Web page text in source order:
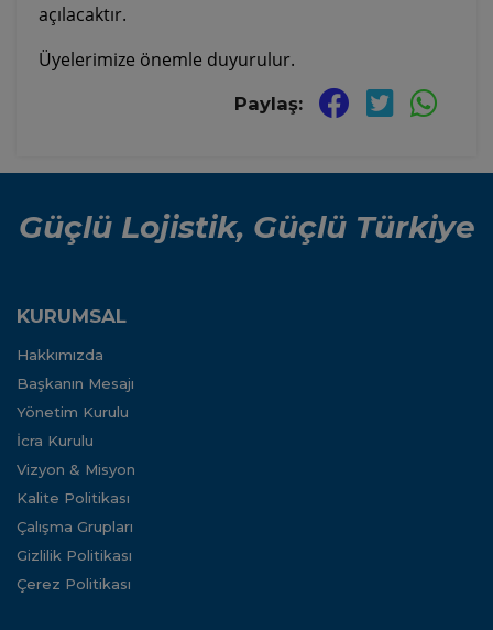
açılacaktır.
Üyelerimize önemle duyurulur.
Paylaş:
Güçlü Lojistik, Güçlü Türkiye
KURUMSAL
Hakkımızda
Başkanın Mesajı
Yönetim Kurulu
İcra Kurulu
Vizyon & Misyon
Kalite Politikası
Çalışma Grupları
Gizlilik Politikası
Çerez Politikası